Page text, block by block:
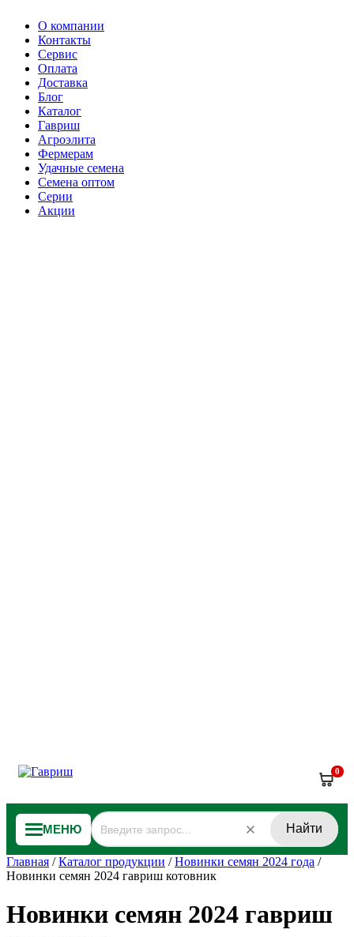
О компании
Контакты
Сервис
Оплата
Доставка
Блог
Каталог
Гавриш
Агроэлита
Фермерам
Удачные семена
Семена оптом
Серии
Акции
0
МЕНЮ Найти
Главная /Каталог продукции /Новинки семян 2024 года /
Новинки семян 2024 гавриш котовник
Новинки семян 2024 гавриш